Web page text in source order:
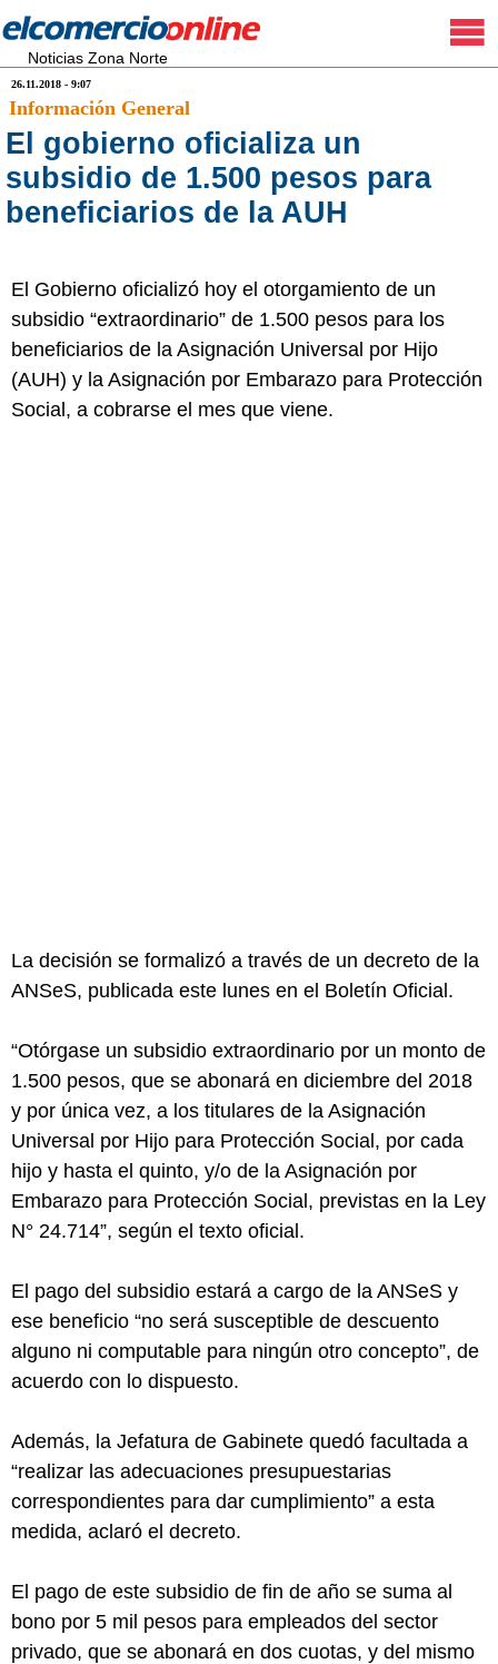
Noticias Zona Norte
26.11.2018 - 9:07
Información General
El gobierno oficializa un
subsidio de 1.500 pesos para
beneficiarios de la AUH
El Gobierno oficializó hoy el otorgamiento de un
subsidio “extraordinario” de 1.500 pesos para los
beneficiarios de la Asignación Universal por Hijo
(AUH) y la Asignación por Embarazo para Protección
Social, a cobrarse el mes que viene.
La decisión se formalizó a través de un decreto de la
ANSeS, publicada este lunes en el Boletín Oficial.
“Otórgase un subsidio extraordinario por un monto de
1.500 pesos, que se abonará en diciembre del 2018
y por única vez, a los titulares de la Asignación
Universal por Hijo para Protección Social, por cada
hijo y hasta el quinto, y/o de la Asignación por
Embarazo para Protección Social, previstas en la Ley
N° 24.714”, según el texto oficial.
El pago del subsidio estará a cargo de la ANSeS y
ese beneficio “no será susceptible de descuento
alguno ni computable para ningún otro concepto”, de
acuerdo con lo dispuesto.
Además, la Jefatura de Gabinete quedó facultada a
“realizar las adecuaciones presupuestarias
correspondientes para dar cumplimiento” a esta
medida, aclaró el decreto.
El pago de este subsidio de fin de año se suma al
bono por 5 mil pesos para empleados del sector
privado, que se abonará en dos cuotas, y del mismo